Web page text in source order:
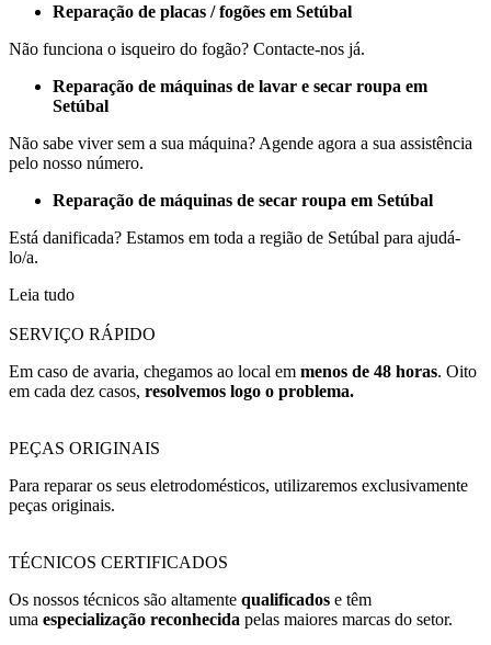
Reparação de placas / fogões em Setúbal
Não funciona o isqueiro do fogão? Contacte-nos já.
Reparação de máquinas de lavar e secar roupa em
Setúbal
Não sabe viver sem a sua máquina? Agende agora a sua assistência
pelo nosso número.
Reparação de máquinas de secar roupa em Setúbal
Está danificada? Estamos em toda a região de Setúbal para ajudá-
lo/a.
Leia tudo
SERVIÇO RÁPIDO
Em caso de avaria, chegamos ao local em menos de 48 horas. Oito
em cada dez casos, resolvemos logo o problema.
PEÇAS ORIGINAIS
Para reparar os seus eletrodomésticos, utilizaremos exclusivamente
peças originais.
TÉCNICOS CERTIFICADOS
Os nossos técnicos são altamente qualificados e têm
uma especialização reconhecida pelas maiores marcas do setor.